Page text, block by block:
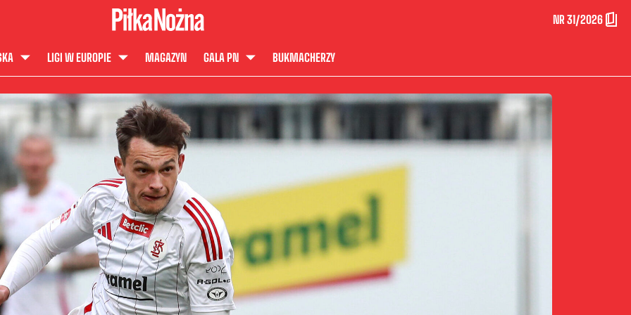
NR 31/2026
LIGI W EUROPIE MAGAZYN GALA PN BUKMACHERZY